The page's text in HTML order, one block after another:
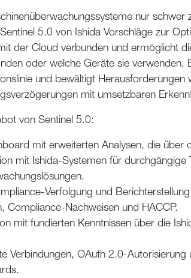
nur schwer
5.0 von Ishida Vorschläge zur
der Cloud verbunden und ermöglicht
oder welche Geräte sie verwenden.
und bewältigt Herausforderungen
mit umsetzbaren
von Sentinel 5.0:
mit erweiterten Analysen, die
mit Ishida-Systemen für
Verfolgung und
Compliance-Nachweisen und HACCP.
mit fundierten Kenntnissen über die
Verbindungen, OAuth 2.0-